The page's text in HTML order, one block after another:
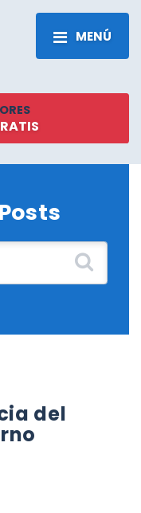
MENÚ
del
LINK BUILDING